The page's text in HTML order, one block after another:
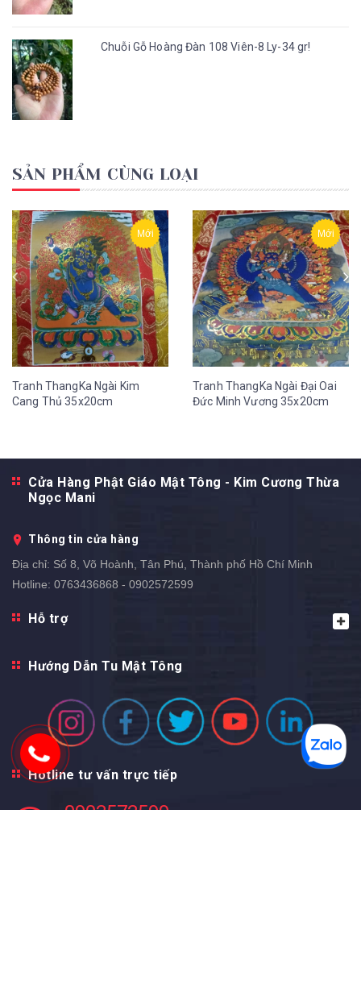
Chuỗi Gỗ Hoàng Đàn 108 Viên-8 Ly-34 gr!
SẢN PHẨM CÙNG LOẠI
Mới
Tranh ThangKa Ngài Kim
Cang Thủ 35x20cm
Mới
Tranh ThangKa Ngài Đại Oai
Đức Minh Vương 35x20cm
Cửa Hàng Phật Giáo Mật Tông - Kim Cương Thừa
Ngọc Mani
Thông tin cửa hàng
Địa chỉ: Số 8, Võ Hoành, Tân Phú, Thành phố Hồ Chí Minh
Hotline: 0763436868 - 0902572599
Hỗ trợ
Hướng Dẫn Tu Mật Tông
Hotline tư vấn trực tiếp
0902572599